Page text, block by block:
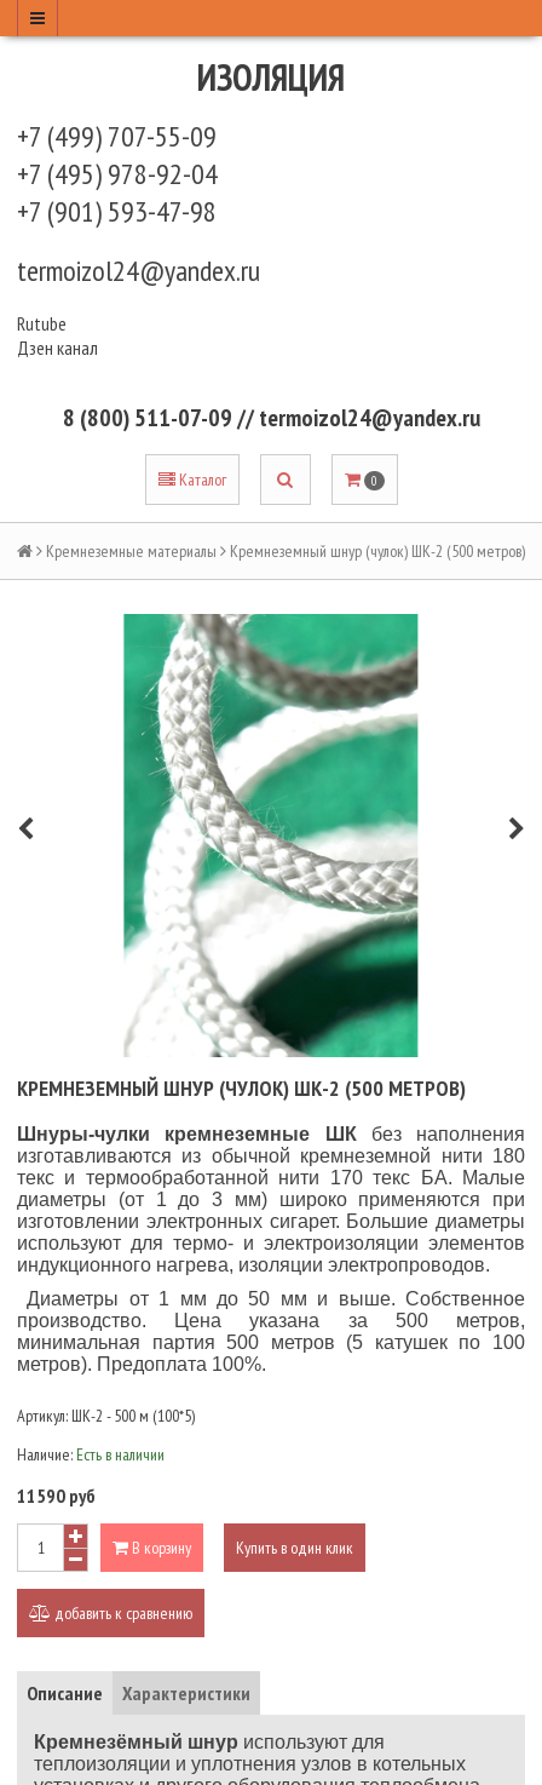
ИЗОЛЯЦИЯ
+7 (499) 707-55-09
+7 (495) 978-92-04
+7 (901) 593-47-98
termoizol24@yandex.ru
Rutube
Дзен канал
8 (800) 511-07-09 // termoizol24@yandex.ru
Каталог 0
Кремнеземные материалы Кремнеземный шнур (чулок) ШК-2 (500 метров)
КРЕМНЕЗЕМНЫЙ ШНУР (ЧУЛОК) ШК-2 (500 МЕТРОВ)
Шнуры-чулки кремнеземные ШКбез наполнения
изготавливаются из обычной кремнеземной нити 180
текс и термообработанной нити 170 текс БА. Малые
диаметры (от 1 до 3 мм) широко применяются при
изготовлении электронных сигарет. Большие диаметры
используют для термо- и электроизоляции элементов
индукционного нагрева, изоляции электропроводов.
Диаметры от 1 мм до 50 мм и выше. Собственное
производство. Цена указана за 500 метров,
минимальная партия 500 метров (5 катушек по 100
метров). Предоплата 100%.
Артикул: ШК-2 - 500 м (100*5)
Наличие: Есть в наличии
11590 руб
В корзину Купить в один клик
добавить к сравнению
Описание Характеристики
Кремнезёмный шнур используют для
теплоизоляции и уплотнения узлов в котельных